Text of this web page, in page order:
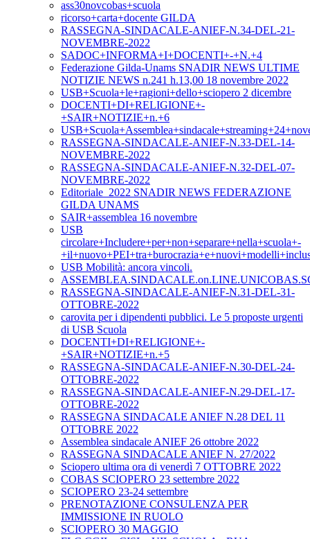
ass30novcobas+scuola
ricorso+carta+docente GILDA
RASSEGNA-SINDACALE-ANIEF-N.34-DEL-21-
NOVEMBRE-2022
SADOC+INFORMA+I+DOCENTI+-+N.+4
Federazione Gilda-Unams SNADIR NEWS ULTIME
NOTIZIE NEWS n.241 h.13,00 18 novembre 2022
USB+Scuola+le+ragioni+dello+sciopero 2 dicembre
DOCENTI+DI+RELIGIONE+-
+SAIR+NOTIZIE+n.+6
RASSEGNA-SINDACALE-ANIEF-N.33-DEL-14-
NOVEMBRE-2022
RASSEGNA-SINDACALE-ANIEF-N.32-DEL-07-
NOVEMBRE-2022
Editoriale_2022 SNADIR NEWS FEDERAZIONE
GILDA UNAMS
SAIR+assemblea 16 novembre
USB
circolare+Includere+per+non+separare+nella+scuola+-
USB Mobilità: ancora vincoli.
RASSEGNA-SINDACALE-ANIEF-N.31-DEL-31-
OTTOBRE-2022
carovita per i dipendenti pubblici. Le 5 proposte urgenti
di USB Scuola
DOCENTI+DI+RELIGIONE+-
+SAIR+NOTIZIE+n.+5
RASSEGNA-SINDACALE-ANIEF-N.30-DEL-24-
OTTOBRE-2022
RASSEGNA-SINDACALE-ANIEF-N.29-DEL-17-
OTTOBRE-2022
RASSEGNA SINDACALE ANIEF N.28 DEL 11
OTTOBRE 2022
Assemblea sindacale ANIEF 26 ottobre 2022
RASSEGNA SINDACALE ANIEF N. 27/2022
Sciopero ultima ora di venerdì 7 OTTOBRE 2022
COBAS SCIOPERO 23 settembre 2022
SCIOPERO 23-24 settembre
PRENOTAZIONE CONSULENZA PER
IMMISSIONE IN RUOLO
SCIOPERO 30 MAGGIO